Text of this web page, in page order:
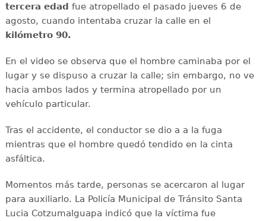
tercera edad fue atropellado el pasado jueves 6 de
agosto, cuando intentaba cruzar la calle en el
kilómetro 90.
En el video se observa que el hombre caminaba por el
lugar y se dispuso a cruzar la calle; sin embargo, no ve
hacia ambos lados y termina atropellado por un
vehículo particular.
Tras el accidente, el conductor se dio a a la fuga
mientras que el hombre quedó tendido en la cinta
asfáltica.
Momentos más tarde, personas se acercaron al lugar
para auxiliarlo. La Policía Municipal de Tránsito Santa
Lucia Cotzumalguapa indicó que la víctima fue